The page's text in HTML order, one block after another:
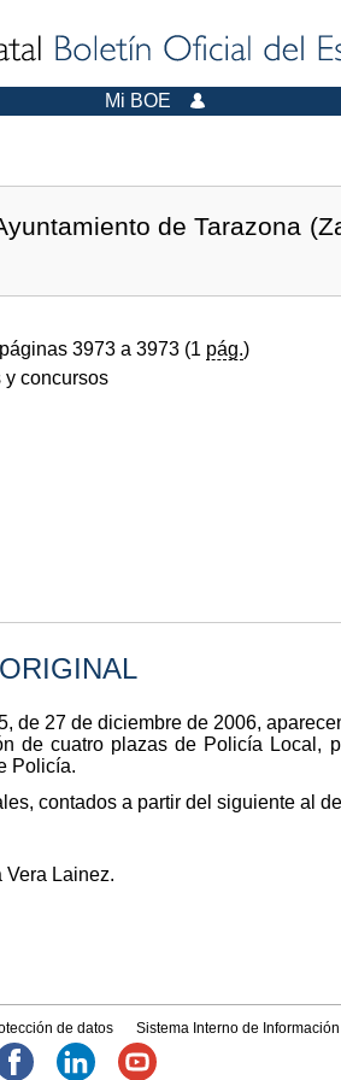
Mi BOE
de Tarazona
3973 a 3973 (1 pág.)
y concursos
de 27 de diciembre de 2006,
de cuatro plazas de Policía Local,
Policía.
contados a partir del siguiente al
Vera Lainez.
de datos Sistema Interno de Información